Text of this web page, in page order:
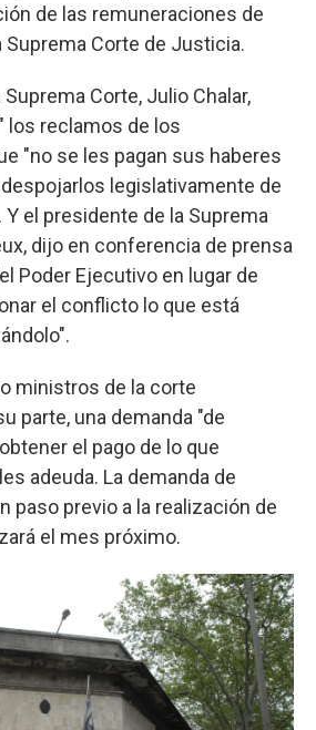
de las remuneraciones de
Suprema Corte de Justicia.
Corte, Julio Chalar,
reclamos de los
"no se les pagan sus haberes
legislativamente de
Y el presidente de la Suprema
dijo en conferencia de prensa
Poder Ejecutivo en lugar de
el conflicto lo que está
ministros de la corte
parte, una demanda "de
el pago de lo que
adeuda. La demanda de
paso previo a la realización de
el mes próximo.